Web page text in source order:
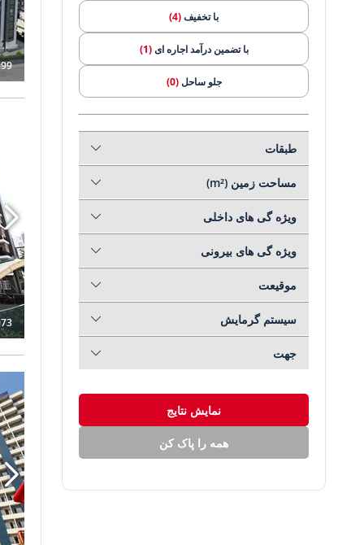
با تخفیف(4)
با تضمین درآمد اجاره ای(1)
جلو ساحل(0)
خرید اقساطی(20)
در فاصله پیاده روی تا امکانات رفاهی
در فاصله پیاده روی تا ساحل
دست دوم
پیشنهادات داغ(0)
گلف(0)
طبقات
مساحت زمین (m²)
ویژه گی های داخلی
ویژه گی های بیرونی
موقیعت
سیستم گرمایش
جهت
نمایش نتایج
همه را پاک کن